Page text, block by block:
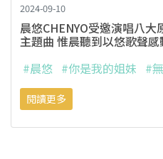
2024-09-10
晨悠CHENYO受邀演唱八大
主題曲 惟晨聽到以悠歌聲
#晨悠 #你是我的姐妹 #
閱讀更多